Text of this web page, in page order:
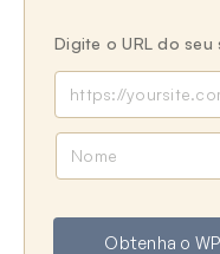
Digite o URL do
e
Obtenha o